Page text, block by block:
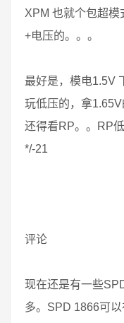
XPM 也就个包超
+电压的。。。
最好是，模电1.5V
玩低压的，拿1.65V
还得看RP。。RP
*/-21
评论
现在还是有一些
多。SPD 1866可